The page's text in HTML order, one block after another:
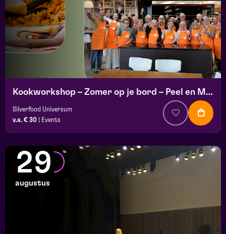
Kookworkshop – Zomer op je bord – Peel en Maas
Silverfood Universum
v.a. € 30
Events
29
augustus